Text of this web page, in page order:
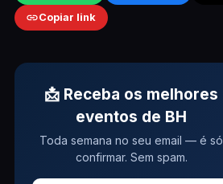
Copiar link
📩 Receba os melhores
eventos de BH
Toda semana no seu email — é só
confirmar. Sem spam.